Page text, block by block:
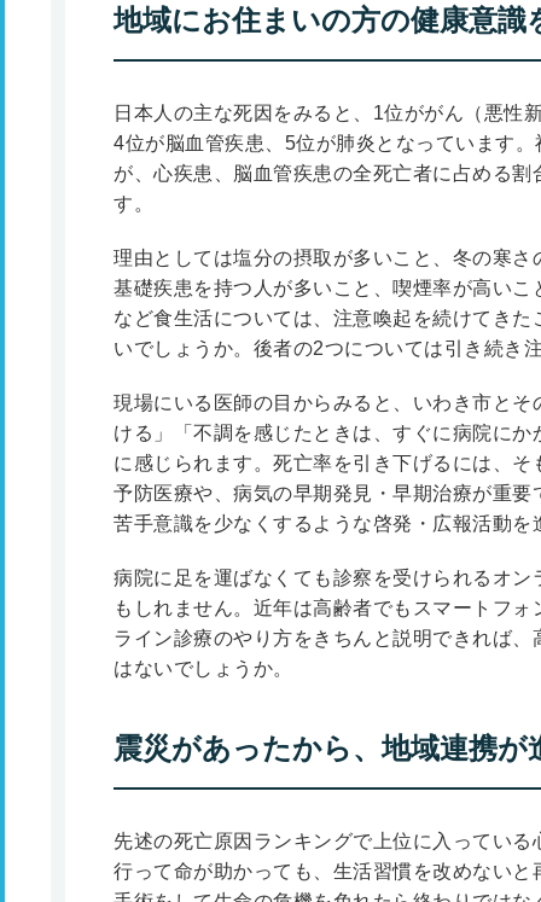
地域にお住まいの方の健康意識
日本人の主な死因をみると、1位ががん（悪性
4位が脳血管疾患、5位が肺炎となっています
が、心疾患、脳血管疾患の全死亡者に占める
す。
理由としては塩分の摂取が多いこと、冬の寒
基礎疾患を持つ人が多いこと、喫煙率が高い
など食生活については、注意喚起を続けてき
いでしょうか。後者の2つについては引き続き
現場にいる医師の目からみると、いわき市と
ける」「不調を感じたときは、すぐに病院に
に感じられます。死亡率を引き下げるには、
予防医療や、病気の早期発見・早期治療が重
苦手意識を少なくするような啓発・広報活動
病院に足を運ばなくても診察を受けられるオ
もしれません。近年は高齢者でもスマートフ
ライン診療のやり方をきちんと説明できれば
はないでしょうか。
震災があったから、地域連携が
先述の死亡原因ランキングで上位に入ってい
行って命が助かっても、生活習慣を改めない